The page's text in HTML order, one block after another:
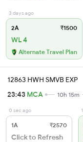
3 days ago
2A ₹1500
WL 4
Alternate Travel Plan
12863 HWH SMVB EXP
23:43 MCA 10h 15m
0 sec ago
1A ₹2570
Click to Refresh